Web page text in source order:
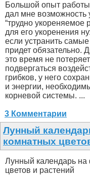
Большой опыт
дал мне возможность
“трудно укореняемое
для его укоренения
если устранить
придет обязательно.
это время не
подвергаться
грибков, у него
и энергии,
корневой системы. ...
3 Комментарии
Лунный
комнатных
Лунный календарь
цветов и растений